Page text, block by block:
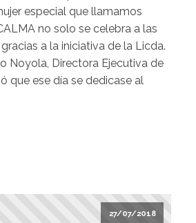
especial que llamamos
no solo se celebra a las
a la iniciativa de la Licda.
Noyola, Directora Ejecutiva de
que ese día se dedicase al
27/07/2018